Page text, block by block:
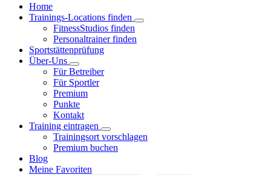
Home
Trainings-Locations finden
FitnessStudios finden
Personaltrainer finden
Sportstättenprüfung
Über-Uns
Für Betreiber
Für Sportler
Premium
Punkte
Kontakt
Training eintragen
Trainingsort vorschlagen
Premium buchen
Blog
Meine Favoriten